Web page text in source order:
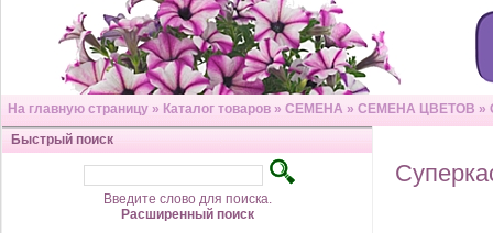
На главную страницу » Каталог товаров » СЕМЕНА » СЕМЕНА ЦВЕТОВ »
Быстрый поиск
Введите слово для поиска.
Расширенный поиск